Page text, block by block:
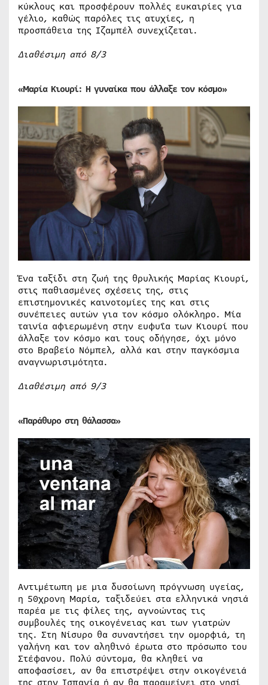
κύκλους και προσφέρουν πολλές ευκαιρίες για
γέλιο, καθώς παρόλες τις ατυχίες, η
προσπάθεια της Ιζαμπέλ συνεχίζεται.
Διαθέσιμη από 8/3
«Μαρία Κιουρί: Η γυναίκα που άλλαξε τον κόσμο»
Ένα ταξίδι στη ζωή της θρυλικής Μαρίας Κιουρί,
στις παθιασμένες σχέσεις της, στις
επιστημονικές καινοτομίες της και στις
συνέπειες αυτών για τον κόσμο ολόκληρο. Μία
ταινία αφιερωμένη στην ευφυΐα των Κιουρί που
άλλαξε τον κόσμο και τους οδήγησε, όχι μόνο
στο Βραβείο Νόμπελ, αλλά και στην παγκόσμια
αναγνωρισιμότητα.
Διαθέσιμη από 9/3
«Παράθυρο στη θάλασσα»
Αντιμέτωπη με μια δυσοίωνη πρόγνωση υγείας,
η 50χρονη Μαρία, ταξιδεύει στα ελληνικά νησιά
παρέα με τις φίλες της, αγνοώντας τις
συμβουλές της οικογένειας και των γιατρών
της. Στη Νίσυρο θα συναντήσει την ομορφιά, τη
γαλήνη και τον αληθινό έρωτα στο πρόσωπο του
Στέφανου. Πολύ σύντομα, θα κληθεί να
αποφασίσει, αν θα επιστρέψει στην οικογένειά